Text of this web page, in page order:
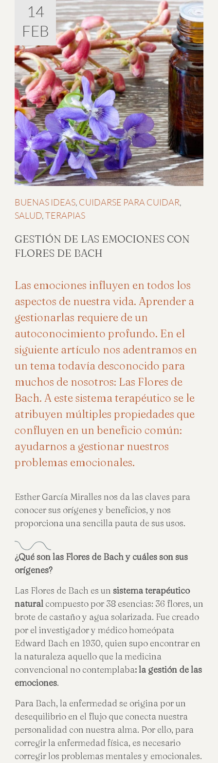
14
FEB
BUENAS IDEAS, CUIDARSE PARA CUIDAR,
SALUD,TERAPIAS
GESTIÓN DE LAS EMOCIONES CON
FLORES DE BACH
Las emociones influyen en todos los
aspectos de nuestra vida. Aprender a
gestionarlas requiere de un
autoconocimiento profundo. En el
siguiente artículo nos adentramos en
un tema todavía desconocido para
muchos de nosotros: Las Flores de
Bach. A este sistema terapéutico se le
atribuyen múltiples propiedades que
confluyen en un beneficio común:
ayudarnos a gestionar nuestros
problemas emocionales.
Esther García Miralles nos da las claves para
conocer sus orígenes y beneficios, y nos
proporciona una sencilla pauta de sus usos.
¿Qué son las Flores de Bach y cuáles son sus
orígenes?
Las Flores de Bach es un sistema terapéutico
natural compuesto por 38 esencias: 36 flores, un
brote de castaño y agua solarizada. Fue creado
por el investigador y médico homeópata
Edward Bach en 1930, quien supo encontrar en
la naturaleza aquello que la medicina
convencional no contemplaba: la gestión de las
emociones.
Para Bach, la enfermedad se origina por un
desequilibrio en el flujo que conecta nuestra
personalidad con nuestra alma. Por ello, para
corregir la enfermedad física, es necesario
corregir los problemas mentales y emocionales.